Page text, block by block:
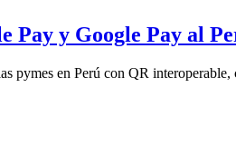
Pay y Google Pay al
pymes en Perú con QR